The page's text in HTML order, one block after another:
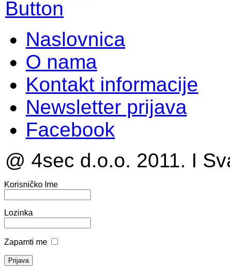
Naslovnica
O nama
Kontakt informacije
Newsletter prijava
Facebook
@ 4sec d.o.o. 2011. I
Korisničko Ime
Lozinka
Zapamti me